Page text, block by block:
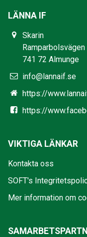
LÄNNA IF
Skarin
Ramparbolsvägen
741 72 Almunge
info@lannaif.se
https://
https://
VIKTIGA LÄNKAR
Kontakta oss
SOFT's
Mer information om